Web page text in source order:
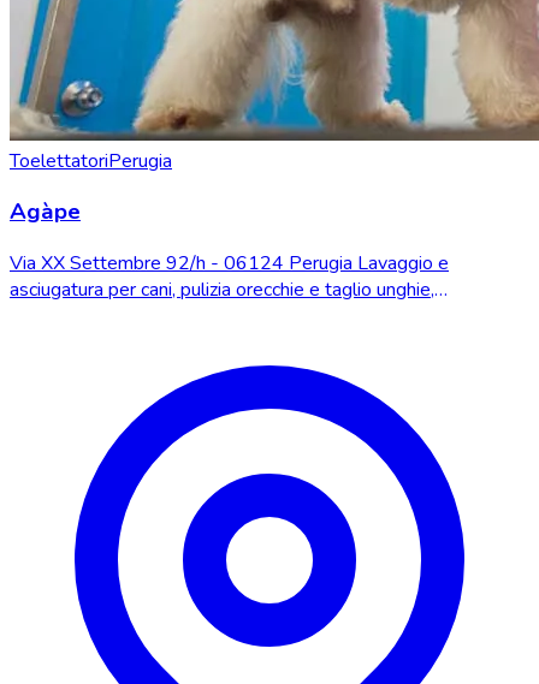
ToelettatoriPerugia
Agàpe
Via XX Settembre 92/h - 06124 Perugia Lavaggio e
asciugatura per cani, pulizia orecchie e taglio unghie,